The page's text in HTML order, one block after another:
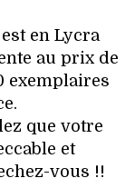
en Lycra
au prix de
exemplaires
que votre
et
vous !!